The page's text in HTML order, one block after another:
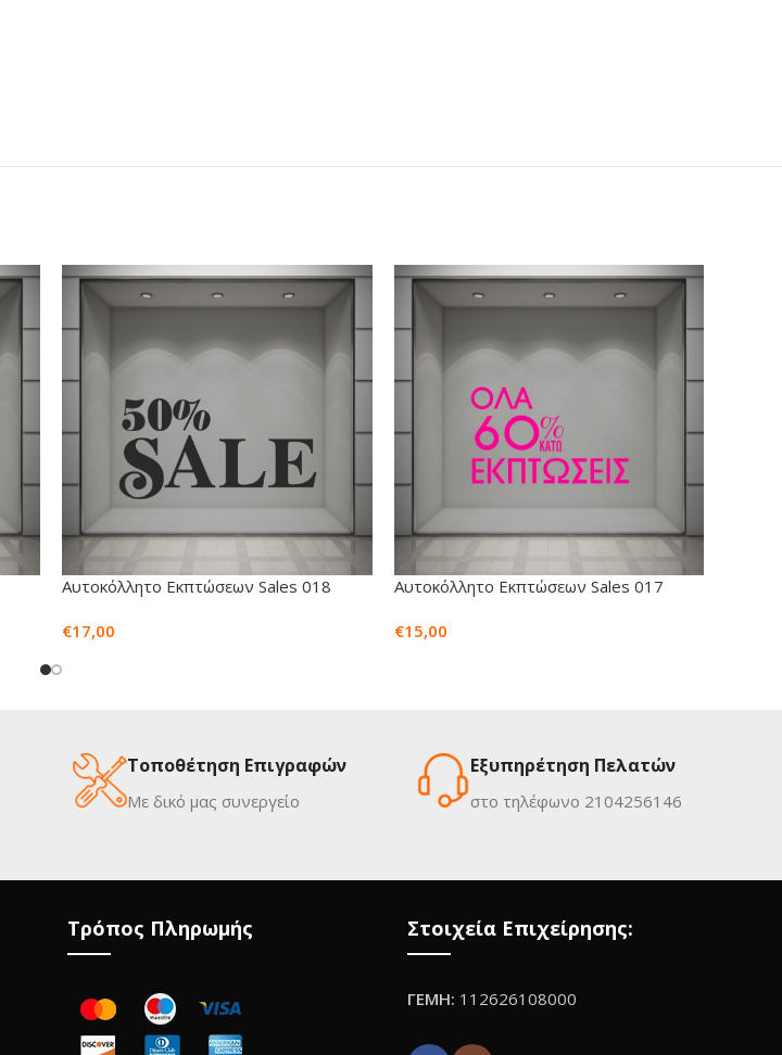
Αυτοκόλλητο Εκπτώσεων Sales 018
€17,00
Αυτοκόλλητο Εκπτώσεων Sales 017
€15,00
Τοποθέτηση Επιγραφών
Με δικό μας συνεργείο
Εξυπηρέτηση Πελατών
στο τηλέφωνο 2104256146
Τρόπος Πληρωμής Στοιχεία Επιχείρησης:
ΓΕΜΗ: 112626108000